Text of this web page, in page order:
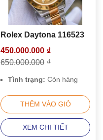
Rolex Daytona 116523
450.000.000 ₫
650.000.000 ₫
Tình trạng: Còn hàng
THÊM VÀO GIỎ
XEM CHI TIẾT